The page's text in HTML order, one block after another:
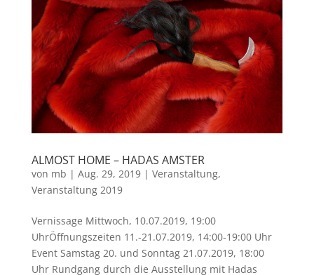
ALMOST HOME – HADAS AMSTER
von mb | Aug. 29, 2019| Veranstaltung,
Veranstaltung 2019
Vernissage Mittwoch, 10.07.2019, 19:00
UhrÖffnungszeiten 11.-21.07.2019, 14:00-19:00 Uhr
Event Samstag 20. und Sonntag 21.07.2019, 18:00
Uhr Rundgang durch die Ausstellung mit Hadas